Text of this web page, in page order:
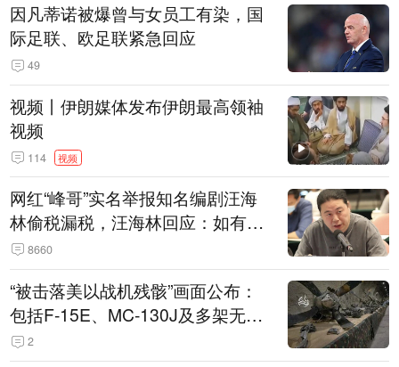
因凡蒂诺被爆曾与女员工有染，国
际足联、欧足联紧急回应
49
视频丨伊朗媒体发布伊朗最高领袖
视频
114 视频
网红“峰哥”实名举报知名编剧汪海
林偷税漏税，汪海林回应：如有违
法行为，相关机构自会进行评判和
处理
8660
“被击落美以战机残骸”画面公布：
包括F-15E、MC-130J及多架无人
机 2